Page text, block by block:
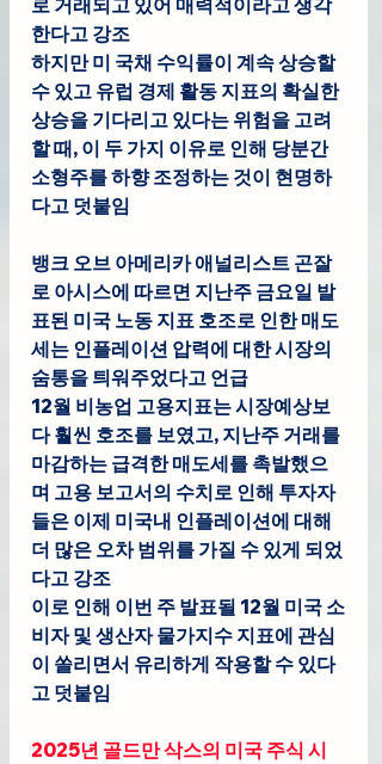
한다고 강조
하지만 미 국채 수익률이 계속 상승할
수 있고 유럽 경제 활동 지표의 확실한
상승을 기다리고 있다는 위험을 고려
할 때, 이 두 가지 이유로 인해 당분간
소형주를 하향 조정하는 것이 현명하
다고 덧붙임
뱅크 오브 아메리카 애널리스트 곤잘
로 아시스에 따르면 지난주 금요일 발
표된 미국 노동 지표 호조로 인한 매도
세는 인플레이션 압력에 대한 시장의
숨통을 틔워주었다고 언급
12월 비농업 고용지표는 시장예상보
다 훨씬 호조를 보였고, 지난주 거래를
마감하는 급격한 매도세를 촉발했으
며 고용 보고서의 수치로 인해 투자자
들은 이제 미국내 인플레이션에 대해
더 많은 오차 범위를 가질 수 있게 되었
다고 강조
이로 인해 이번 주 발표될 12월 미국 소
비자 및 생산자 물가지수 지표에 관심
이 쏠리면서 유리하게 작용할 수 있다
고 덧붙임
2025년 골드만 삭스의 미국 주식 시